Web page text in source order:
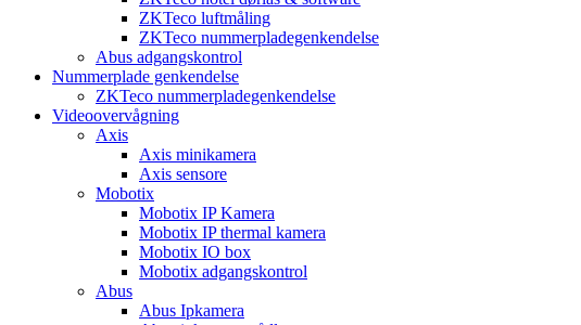
ZKTeco luftmåling
ZKTeco nummerpladegenkendelse
Abus adgangskontrol
Nummerplade genkendelse
ZKTeco nummerpladegenkendelse
Videoovervågning
Axis
Axis minikamera
Axis sensore
Mobotix
Mobotix IP Kamera
Mobotix IP thermal kamera
Mobotix IO box
Mobotix adgangskontrol
Abus
Abus Ipkamera